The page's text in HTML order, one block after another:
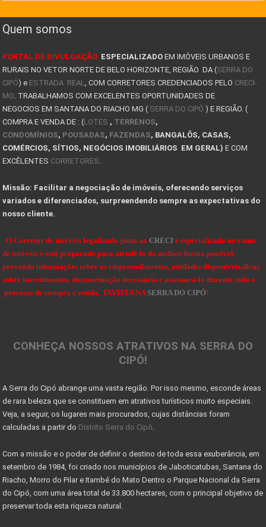
8 FATORES QUE LEVAM UMA PESSOA A COMPRAR UM IMÓVEL
AVALIAÇÃO DE IMÓVEIS NA SERRA DO CIPÓ
Descubra a magia do inverno na Serra do Cipó !
COMO COMPRAR UM IMÓVEL DE LEILÃO NA SERRA DO CIPÓ
CASAS PARA ALUGAR SERRA DO CIPÓ E LAPINHA
PLANTAS DE KITNET
10 Dicas de como projetar e construir sua casa de
VALE A PENA INVESTIR EM UM LOTE OU TERRENO?
Dicas de Como Fazer o Circuito Cicloturista da Se
SENSACIONAIS DICAS NA HORA DE COMPRAR UMA FAZENDA
DICAS PARA OBSERVAÇÃO DE AVES NA SERRA DO CIPÓ
Projeto das 10 travessias fecha ciclo comemorativo
7 coisas que você precisa saber antes de morar no
Sinais de recuperação: mercado imobiliário tem per
Mercado imobiliário volta a crescer após encolher
COMO DECLARAR IMÓVEIS NO IMPOSTO DE RENDA
MINISTÉRIO DO TURISMO INVESTE 955 MIL NO PARNACIPÓ
OBRAS DE MELHORIAS DO PARQUE NACIONAL DO CIPÓ
Quem somos
PORTAL DE DIVULGAÇÃO ESPECIALIZADO EM IMÓVEIS URBANOS E
RURAIS NO VETOR NORTE DE BELO HORIZONTE, REGIÃO DA (SERRA DO
CIPÓ) e ESTRADA REAL , COM CORRETORES CREDENCIADOS PELO CRECI-
MG . TRABALHAMOS COM EXCELENTES OPORTUNIDADES DE
NEGOCIOS EM SANTANA DO RIACHO MG ( SERRA DO CIPÓ ) E REGIÃO. (
COMPRA E VENDA DE : (LOTES , TERRENOS,
CONDOMÍNIOS, POUSADAS, FAZENDAS, BANGALÔS, CASAS,
COMÉRCIOS, SÍTIOS, NEGÓCIOS IMOBILIÁRIOS EM GERAL) E COM
EXCÊLENTES CORRETORES
Missão: Facilitar a negociação de imóveis, oferecendo serviços
variados e diferenciados, surpreendendo sempre as expectativas do
nosso cliente.
O Corretor de imóveis legalizado junto ao CRECI é especializado no ramo
de imóveis e está preparado para atendê-lo da melhor forma possível,
provendo informações sobre os empreendimentos, unidades disponíveis,dicas
sobre investimentos, documentação necessária e assessorá-lo durante todo o
processo de compra e venda. INVISTA NA SERRA DO CIPÓ!
CONHEÇA NOSSOS ATRATIVOS NA SERRA DO
CIPÓ!
A Serra do Cipó abrange uma vasta região. Por isso mesmo, esconde áreas
de rara beleza que se constituem em atrativos turísticos muito especiais.
Veja, a seguir, os lugares mais procurados, cujas distâncias foram
calculadas a partir do Distrito Serra do Cipó
Com a missão e o poder de definir o destino de toda essa exuberância, em
setembro de 1984, foi criado nos municípios de Jaboticatubas, Santana do
Riacho, Morro do Pilar e Itambé do Mato Dentro o Parque Nacional da Serra
do Cipó, com uma área total de 33.800 hectares, com o principal objetivo de
preservar toda esta riqueza natural.